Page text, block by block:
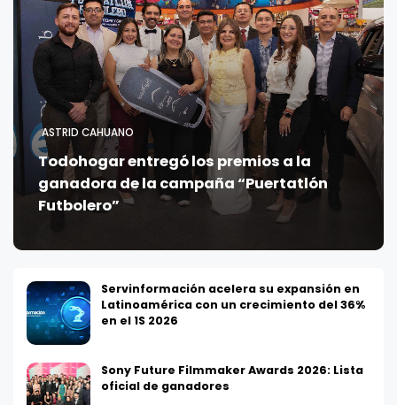
ASTRID CAHUANO
Todohogar entregó los premios a la
ganadora de la campaña “Puertatlón
Futbolero”
Servinformación acelera su expansión en
Latinoamérica con un crecimiento del 36%
en el 1S 2026
Sony Future Filmmaker Awards 2026: Lista
oficial de ganadores